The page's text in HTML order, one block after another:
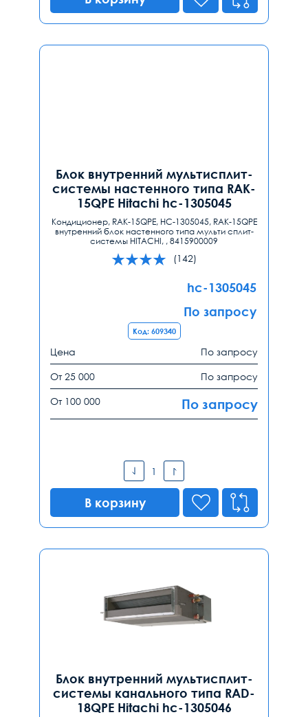
Блок внутренний мультисплит-
системы настенного типа RAK-
15QPE Hitachi hc-1305045
Кондиционер, RAK-15QPE, HC-1305045, RAK-15QPE
внутренний блок настенного типа мульти сплит-
системы HITACHI, , 8415900009
(142)
hc-1305045
По запросу
Код: 609340
Цена По запросу
От 25 000 По запросу
От 100 000 По запросу
В корзину
Блок внутренний мультисплит-
системы канального типа RAD-
18QPE Hitachi hc-1305046